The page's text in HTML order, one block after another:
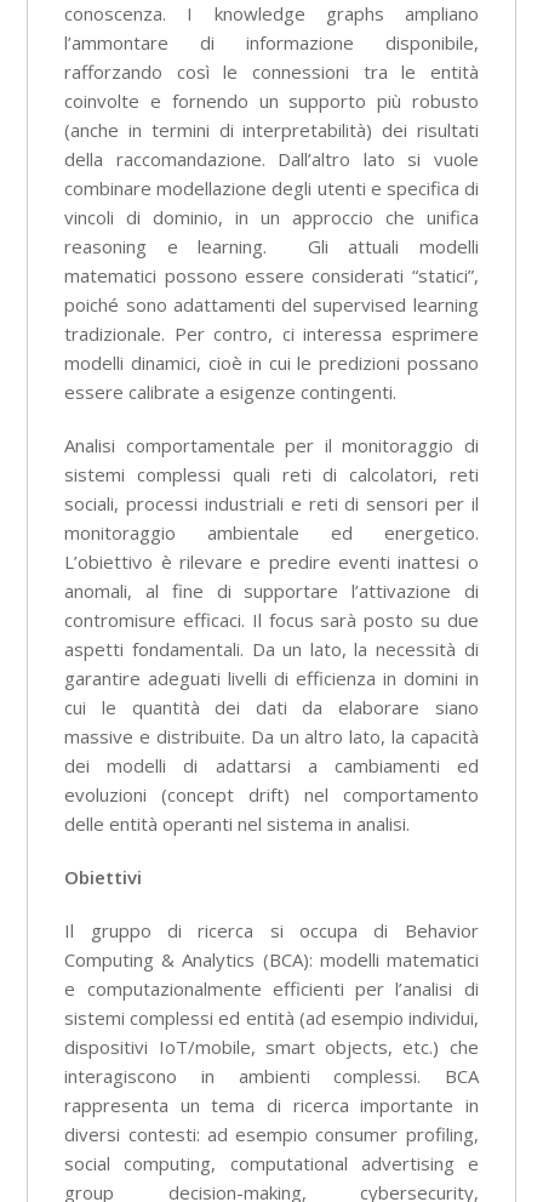
conoscenza. I knowledge graphs ampliano
l’ammontare di informazione disponibile,
rafforzando così le connessioni tra le entità
coinvolte e fornendo un supporto più robusto
(anche in termini di interpretabilità) dei risultati
della raccomandazione. Dall’altro lato si vuole
combinare modellazione degli utenti e specifica di
vincoli di dominio, in un approccio che unifica
reasoning e learning. Gli attuali modelli
matematici possono essere considerati “statici”,
poiché sono adattamenti del supervised learning
tradizionale. Per contro, ci interessa esprimere
modelli dinamici, cioè in cui le predizioni possano
essere calibrate a esigenze contingenti.
Analisi comportamentale per il monitoraggio di
sistemi complessi quali reti di calcolatori, reti
sociali, processi industriali e reti di sensori per il
monitoraggio ambientale ed energetico.
L’obiettivo è rilevare e predire eventi inattesi o
anomali, al fine di supportare l’attivazione di
contromisure efficaci. Il focus sarà posto su due
aspetti fondamentali. Da un lato, la necessità di
garantire adeguati livelli di efficienza in domini in
cui le quantità dei dati da elaborare siano
massive e distribuite. Da un altro lato, la capacità
dei modelli di adattarsi a cambiamenti ed
evoluzioni (concept drift) nel comportamento
delle entità operanti nel sistema in analisi.
Obiettivi
Il gruppo di ricerca si occupa di Behavior
Computing & Analytics (BCA): modelli matematici
e computazionalmente efficienti per l’analisi di
sistemi complessi ed entità (ad esempio individui,
dispositivi IoT/mobile, smart objects, etc.) che
interagiscono in ambienti complessi. BCA
rappresenta un tema di ricerca importante in
diversi contesti: ad esempio consumer profiling,
social computing, computational advertising e
group decision-making, cybersecurity,